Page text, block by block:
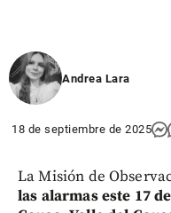
Andrea Lara
18 de septiembre de 2025
La Misión de
las alarmas este 17